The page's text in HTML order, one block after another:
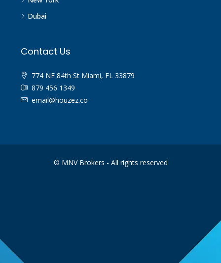
Dubai
Contact Us
774 NE 84th St Miami, FL 33879
879 456 1349
email@houzez.co
© MNV Brokers - All rights reserved